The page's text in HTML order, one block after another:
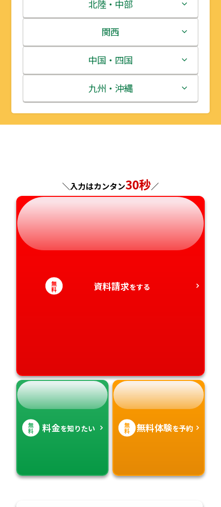
岩手県
宮城県
秋田県
山形県
栃木県
群馬県
埼玉県
千葉県
北陸・中部
新潟県
富山県
石川県
福井県
岐阜県
静岡県
愛知県
関西
三重県
滋賀県
京都府
奈良県
和歌山県
中国・四国
鳥取県
島根県
山口県
徳島県
香川県
愛媛県
九州・沖縄
福岡県
熊本県
大分県
宮崎県
鹿児島県
＼入力はカンタン30秒／
無
料 資料請求をする
無
料 料金を知りたい 無
料 無料体験を予約